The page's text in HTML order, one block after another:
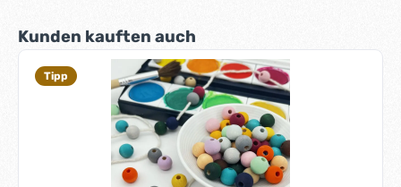
Produktgalerie überspringen
Kunden kauften auch
Tipp